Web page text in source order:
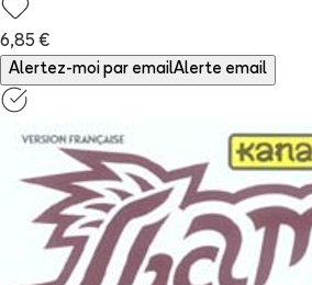
6,85 €
Alertez-moi par emailAlerte email